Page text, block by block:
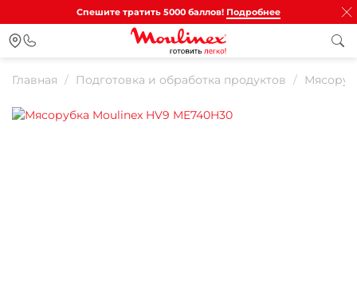
Спешите тратить 5000 баллов! Подробнее
Главная Подготовка и обработка продуктов
Для клиентов всех банков
Разбейте